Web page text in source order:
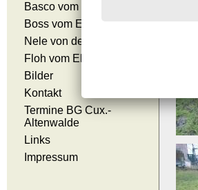
Basco vom Elbfeuer
Boss vom Elbfeuer
Nele von der Barenau
Floh vom Elbfeuer
Bilder
Kontakt
Termine BG Cux.-
Altenwalde
Links
Impressum